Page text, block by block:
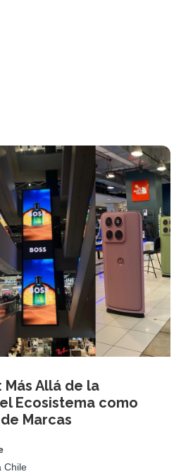
Más Allá de la
Ecosistema como
Marcas
Chile